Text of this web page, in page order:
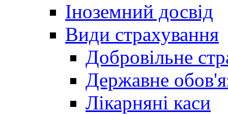
Іноземний досвід
Види страхування
Добровільне
Державне
Лікарняні каси